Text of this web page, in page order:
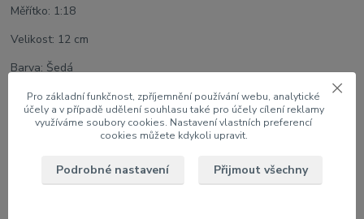
Měřítko: 1:18
Velikost: 12 cm
Barva: Šedá
Serie: 43
Model na podstavci v papírové krabici s oknem
Zboží zařazeno v kategoriích
Pro základní funkčnost, zpříjemnění používání webu, analytické
účely a v případě udělení souhlasu také pro účely cílení reklamy
využíváme soubory cookies. Nastavení vlastních preferencí
cookies můžete kdykoli upravit.
Podrobné nastavení Přijmout všechny